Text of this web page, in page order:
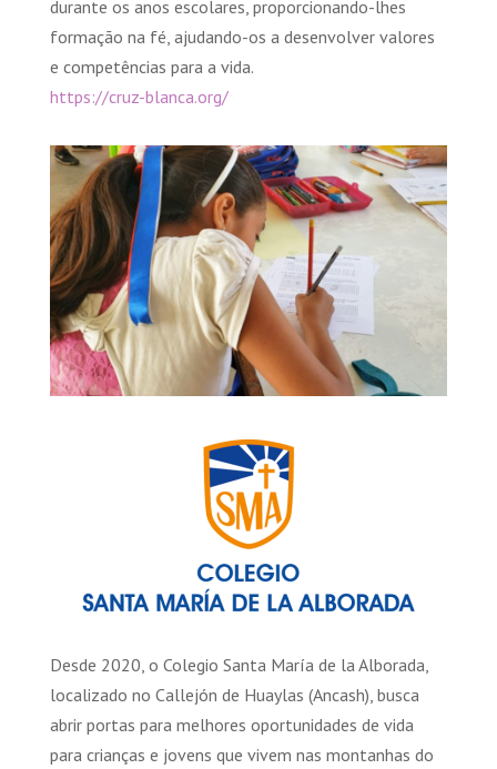
durante os anos escolares, proporcionando-lhes
formação na fé, ajudando-os a desenvolver valores
e competências para a vida.
https://cruz-blanca.org/
Desde 2020, o Colegio Santa María de la Alborada,
localizado no Callejón de Huaylas (Ancash), busca
abrir portas para melhores oportunidades de vida
para crianças e jovens que vivem nas montanhas do